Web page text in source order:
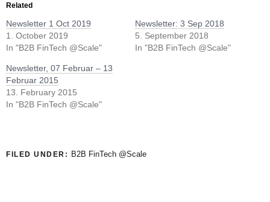
Related
Newsletter 1 Oct 2019
1. October 2019
In "B2B FinTech @Scale"
Newsletter: 3 Sep 2018
5. September 2018
In "B2B FinTech @Scale"
Newsletter, 07 Februar – 13
Februar 2015
13. February 2015
In "B2B FinTech @Scale"
FILED UNDER: B2B FinTech @Scale